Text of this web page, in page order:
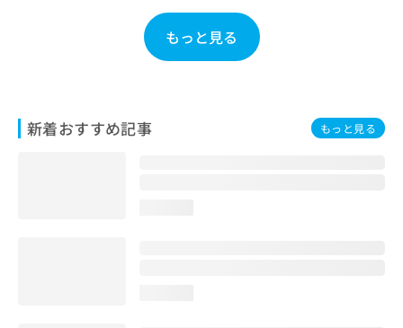
もっと見る
新着おすすめ記事 もっと見る
は
こ